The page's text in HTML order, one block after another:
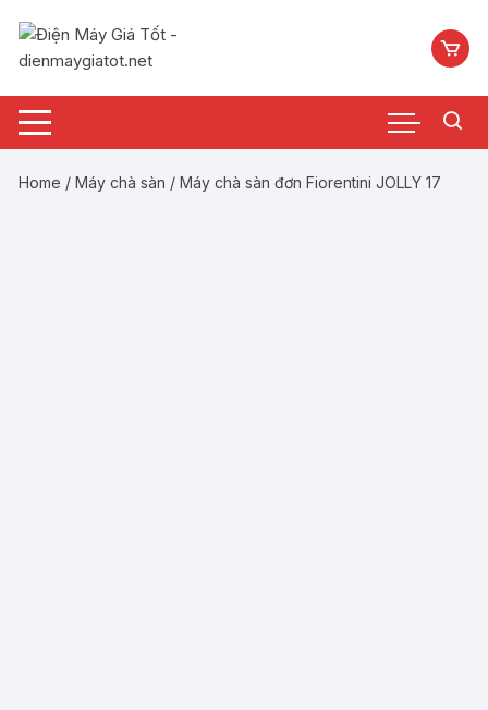
nội
Home /Máy chà sàn / Máy chà sàn đơn Fiorentini JOLLY 17